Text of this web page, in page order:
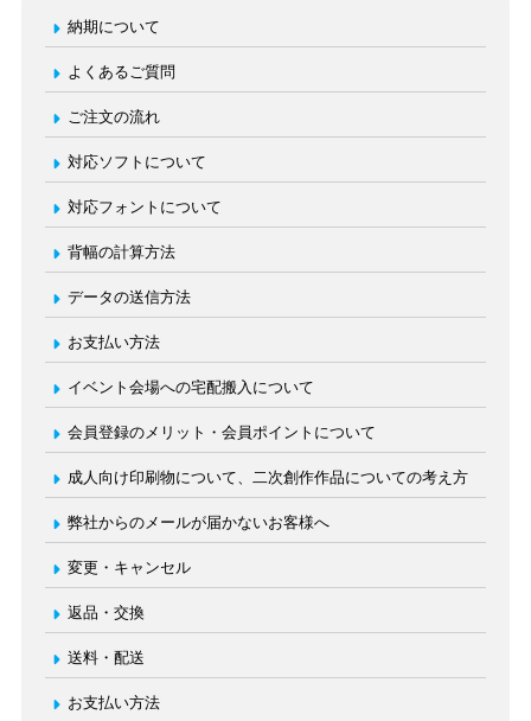
納期について
よくあるご質問
ご注文の流れ
対応ソフトについて
対応フォントについて
背幅の計算方法
データの送信方法
お支払い方法
イベント会場への宅配搬入について
会員登録のメリット・会員ポイントについて
成人向け印刷物について、二次創作作品についての考え方
弊社からのメールが届かないお客様へ
変更・キャンセル
返品・交換
送料・配送
お支払い方法